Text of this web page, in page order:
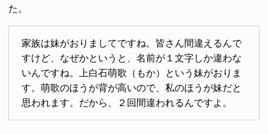
た。
家族は妹がおりましてですね。皆さん間違えるんで
すけど、なぜかというと、名前が１文字しか違わな
いんですね。上白石萌歌（もか）という妹がおりま
す。萌歌のほうが背が高いので、私のほうが妹だと
思われます。だから、２回間違われるんですよ。